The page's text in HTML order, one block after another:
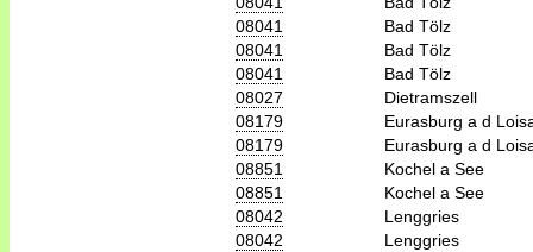
08041
Bad Tölz
08041
Bad Tölz
08041
Bad Tölz
08027
Dietramszell
08179
Eurasburg a d
08179
Eurasburg a d
08851
Kochel a See
08851
Kochel a See
08042
Lenggries
08042
Lenggries